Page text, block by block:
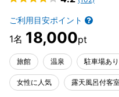
ご利用目安ポイント
18,000
旅館 温泉 駐車場あり
女性に人気 露天風呂付客